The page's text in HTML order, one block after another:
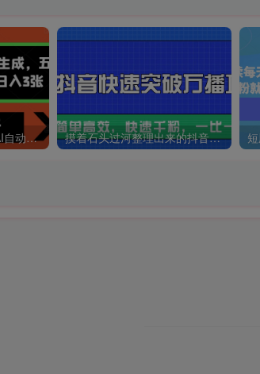
怪谈类风格爆款玩法，AI自动生成，五分钟一个爆款视频，小白轻松日入3张【揭秘】 摸着石头过河整理出来的抖音快速突破万播攻略，简单高效，快速千粉！